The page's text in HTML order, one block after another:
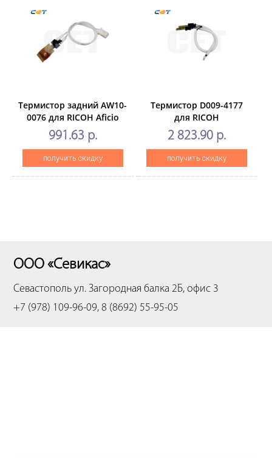
Термистор задний AW10-
0076 для RICOH Aficio
1060/1075(CET), CET6079
991.63 р.
получить скидку
Термистор D009-4177
для RICOH
AficioMP4000/MP5000/
(CET), CET6080
2 823.90 р.
получить скидку
ООО «Севикас»
Севастополь ул. Загородная балка 2Б, офис 3
+7 (978) 109-96-09, 8 (8692) 55-95-05